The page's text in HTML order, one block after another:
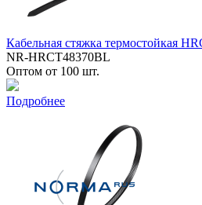
Кабельная стяжка термостойкая
NR-HRCT48370BL
Оптом от 100 шт.
Подробнее